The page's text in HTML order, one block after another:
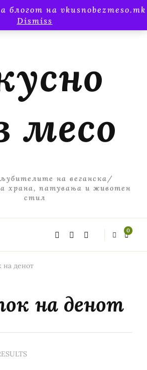
блогот на vkusnobezmeso.mk
Dismiss
месо
на веганска/
храна, патувања и животен
стил
0
на денот
на денот